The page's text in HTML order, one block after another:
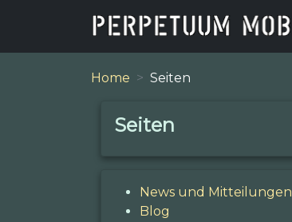
Home Seiten
Seiten
News und Mitteilungen
Blog